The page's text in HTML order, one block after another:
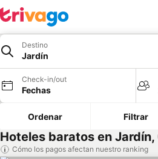
Destino
Jardín
Check-in/out
Fechas
Ordenar Filtrar
Hoteles baratos en Jardín,
Cómo los pagos afectan nuestro ranking